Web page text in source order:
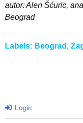
autor: Alen Šćuric,
Beograd
Labels: Beograd ,
Login